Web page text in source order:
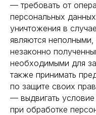
— требовать от
персональных
уничтожения в
являются
незаконно
необходимыми для
также принимать
по защите своих
— выдвигать условие
при обработке